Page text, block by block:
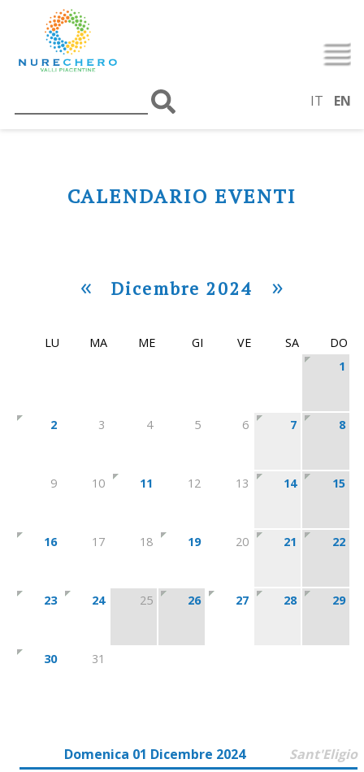
IT EN
CALENDARIO EVENTI
« Dicembre 2024 »
LU MA ME GI VE SA
DO
1
2 3 4 5 6 7 8
9 10 11 12 13 14 15
16 17 18 19 20 21 22
23 24 25 26 27 28 29
30 31
Domenica 01 Dicembre 2024 Sant'Eligio